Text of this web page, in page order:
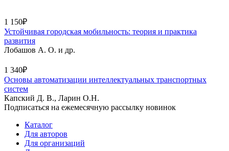
1 150₽
Устойчивая городская мобильность: теория и практика
развития
Лобашов А. О. и др.
1 340₽
Основы автоматизации интеллектуальных транспортных
систем
Капский Д. В., Ларин О.Н.
Подписаться на ежемесячную рассылку новинок
Каталог
Для авторов
Для организаций